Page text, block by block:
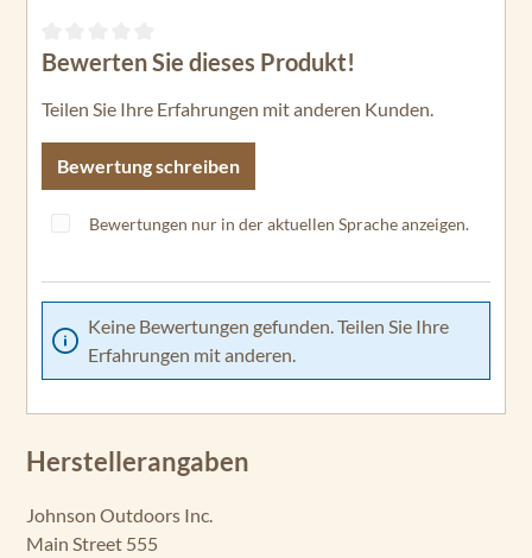
Durchschnittliche Bewertung von 0 von 5 Sternen
Bewerten Sie dieses Produkt!
Teilen Sie Ihre Erfahrungen mit anderen Kunden.
Bewertung schreiben
Bewertungen nur in der aktuellen Sprache anzeigen.
Keine Bewertungen gefunden. Teilen Sie Ihre
Erfahrungen mit anderen.
Herstellerangaben
Johnson Outdoors Inc.
Main Street 555